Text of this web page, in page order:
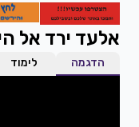
אלעד ירד אל
הדגמה
לימוד